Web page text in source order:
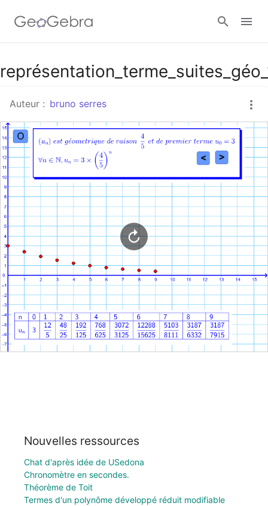
Google Classroom
Classe GeoGebra
Se connecter
Auteur : bruno serres
Nouvelles ressources
Chat d'après idée de USedona
Chronomètre en secondes.
Théorème de Toit
Termes d'un polynôme développé réduit modifiable